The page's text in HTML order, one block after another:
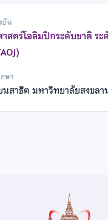
ขัน
าสตร์โอลิมปิกระดับชาติ
ษา
ยนสาธิต มหาวิทยาลัยสงขล